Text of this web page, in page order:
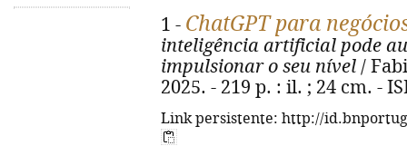
1 - ChatGPT para
inteligência artificial pode
impulsionar o seu nível /
2025. - 219 p. : il. ; 24 cm. -
Link persistente: http://